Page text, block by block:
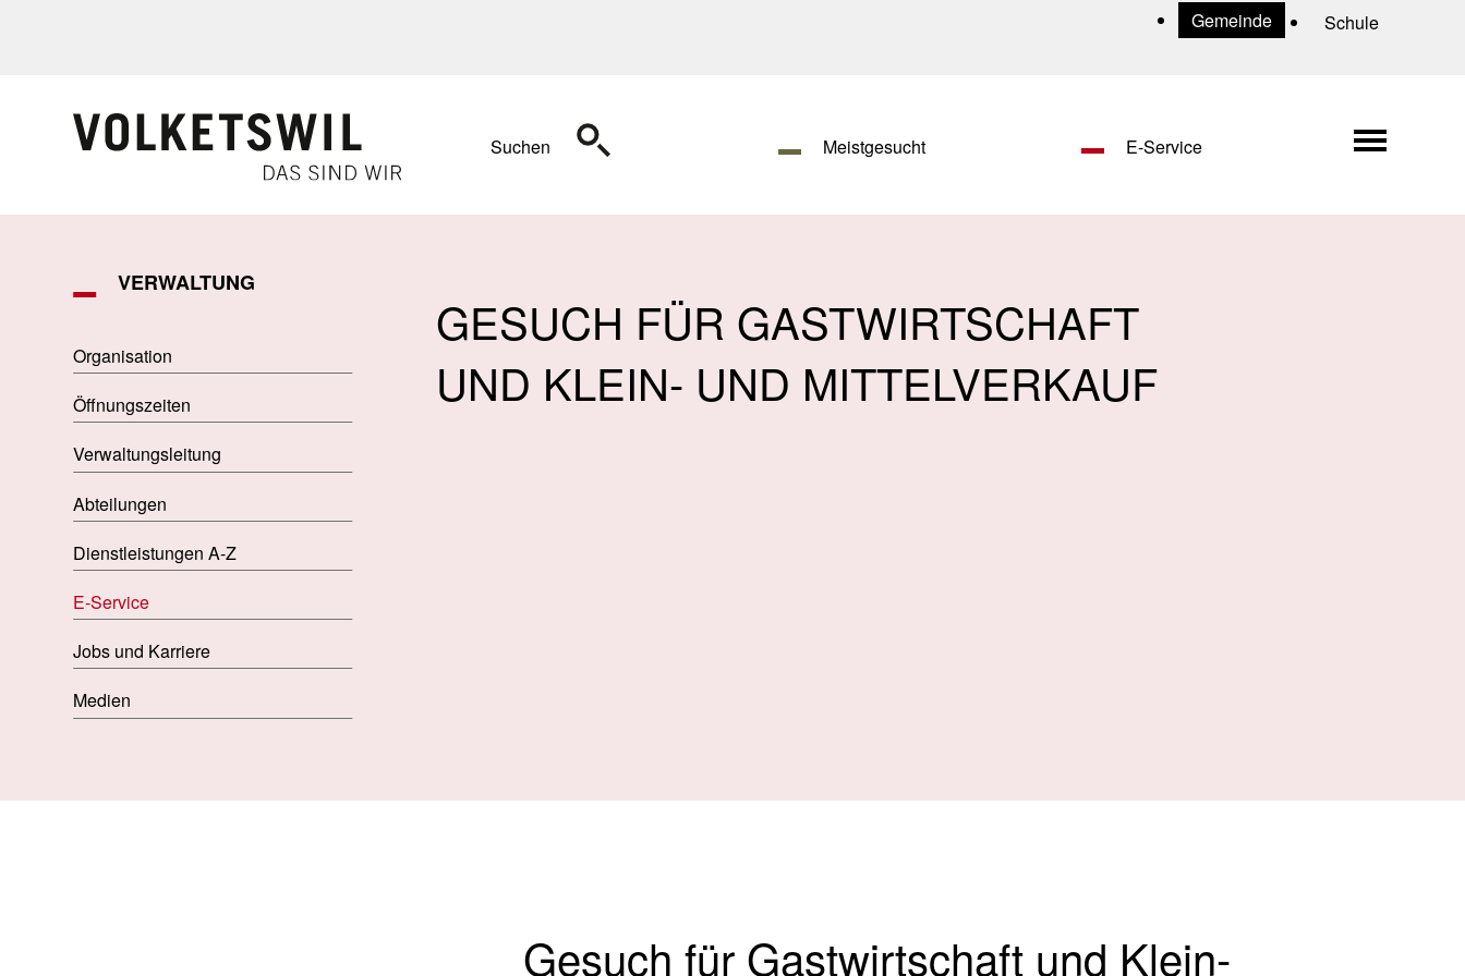
Gemeinde Schule
Suchen Meistgesucht E-Service
VERWALTUNG
Organisation
Öffnungszeiten
Verwaltungsleitung
Abteilungen
Dienstleistungen A-Z
E-Service
Jobs und Karriere
Medien
GESUCH FÜR GASTWIRTSCHAFT
UND KLEIN- UND MITTELVERKAUF
Gesuch für Gastwirtschaft und Klein-